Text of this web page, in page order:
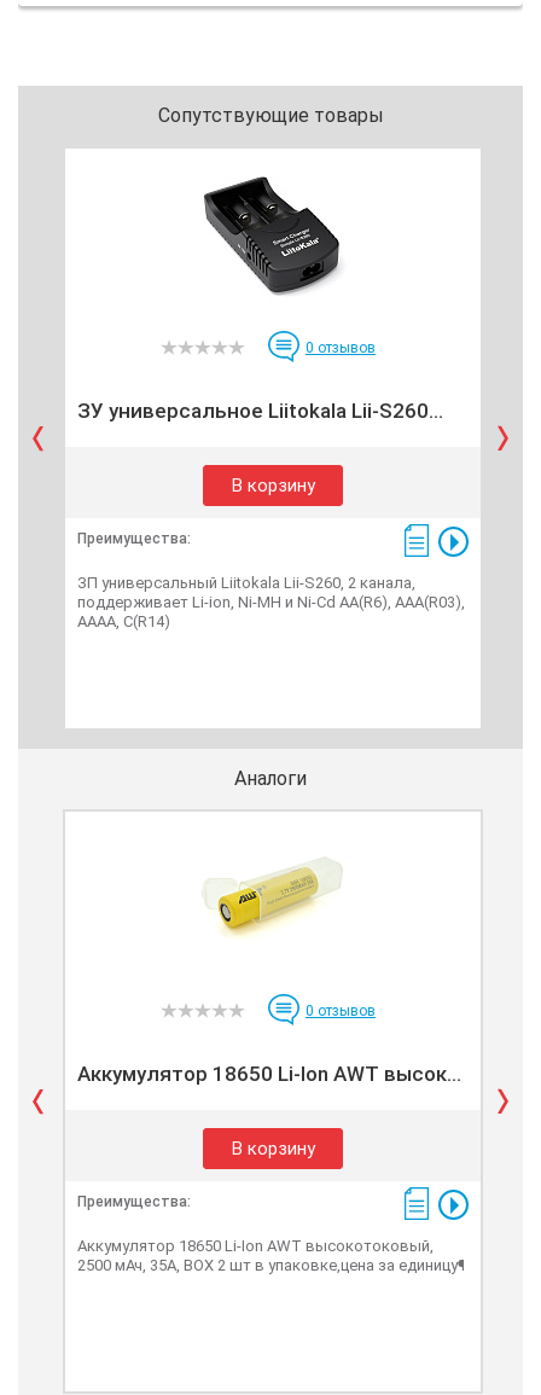
Сопутствующие товары
0 отзывов
ЗУ универсальное Liitokala Lii-S260...
В корзину
Преимущества:
ЗП универсальный Liitokala Lii-S260, 2 канала,
поддерживает Li-ion, Ni-MH и Ni-Cd AA(R6), ААA(R03),
AAAA, С(R14)
Аналоги
0 отзывов
Аккумулятор 18650 Li-Ion AWT высок...
В корзину
Преимущества:
Аккумулятор 18650 Li-Ion AWT высокотоковый,
2500 мАч, 35А, BOX 2 шт в упаковке,цена за единицу¶